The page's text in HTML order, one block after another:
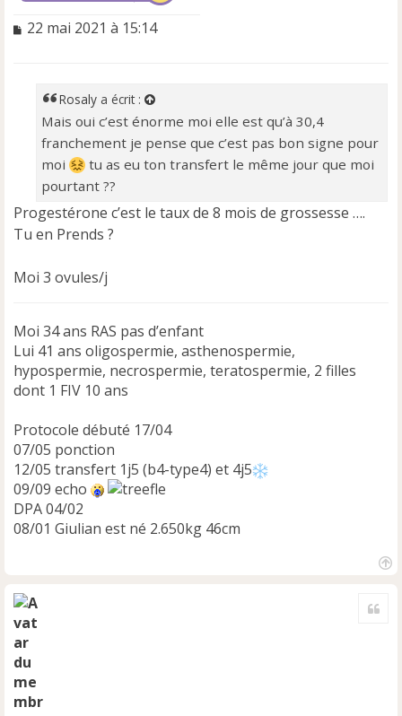
M
u
22 mai 2021 à 15:14
Rosaly a écrit :
Mais oui c’est énorme moi elle est qu’à 30,4
franchement je pense que c’est pas bon signe pour
moi
tu as eu ton transfert le même jour que moi
pourtant ??
Progestérone c’est le taux de 8 mois de grossesse ….
Tu en Prends ?
Moi 3 ovules/j
Moi 34 ans RAS pas d’enfant
Lui 41 ans oligospermie, asthenospermie,
hypospermie, necrospermie, teratospermie, 2 filles
dont 1 FIV 10 ans
Protocole débuté 17/04
07/05 ponction
12/05 transfert 1j5 (b4-type4) et 4j5
09/09 echo
DPA 04/02
08/01 Giulian est né 2.650kg 46cm